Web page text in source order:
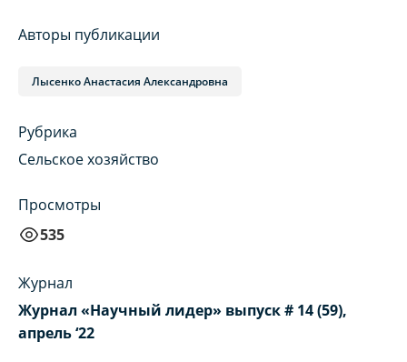
Авторы публикации
Лысенко Анастасия Александровна
Рубрика
Сельское хозяйство
Просмотры
535
Журнал
Журнал «Научный лидер» выпуск # 14 (59),
апрель ‘22